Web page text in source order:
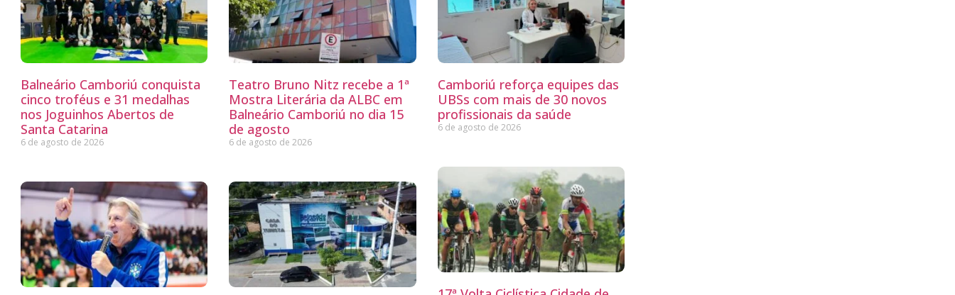
Balneário Camboriú conquista
cinco troféus e 31 medalhas
nos Joguinhos Abertos de
Santa Catarina
6 de agosto de 2026
Teatro Bruno Nitz recebe a 1ª
Mostra Literária da ALBC em
Balneário Camboriú no dia 15
de agosto
6 de agosto de 2026
Camboriú reforça equipes das
UBSs com mais de 30 novos
profissionais da saúde
6 de agosto de 2026